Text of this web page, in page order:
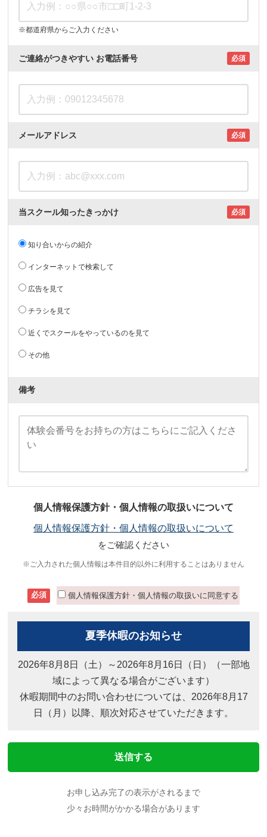
※都道府県からご入力ください
ご連絡がつきやすい お電話番号 必須
メールアドレス 必須
当スクール知ったきっかけ 必須
知り合いからの紹介
インターネットで検索して
広告を見て
チラシを見て
近くでスクールをやっているのを見て
その他
備考
個人情報保護方針・個人情報の取扱いについて
個人情報保護方針・個人情報の取扱いについて
をご確認ください
※ご入力された個人情報は本件目的以外に利用することはありません
必須 個人情報保護方針・個人情報の取扱いに同意する
夏季休暇のお知らせ
2026年8月8日（土）～2026年8月16日（日）（一部地
域によって異なる場合がございます）
休暇期間中のお問い合わせについては、2026年8月17
日（月）以降、順次対応させていただきます。
お申し込み完了の表示がされるまで
少々お時間がかかる場合があります